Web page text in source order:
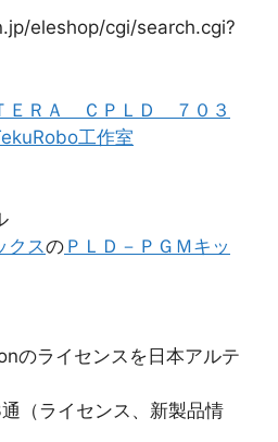
eleshop/cgi/search.cgi?
ＥＲＡ ＣＰＬＤ ７０３
工作室
クスの ＰＬＤ－ＰＧＭキッ
のライセンスを日本アルテ
（ライセンス、新製品情